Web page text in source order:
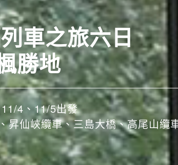
年鵜飼巡禮五日
捕魚
、嵐山小火車